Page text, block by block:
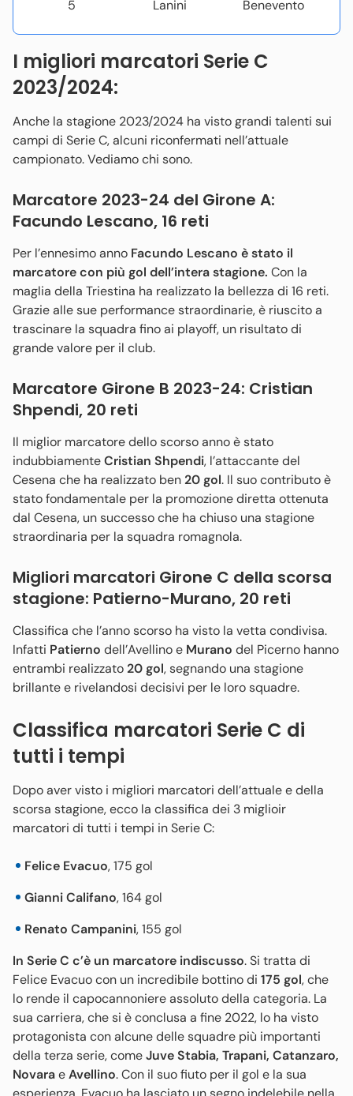
5 Lanini Benevento
I migliori marcatori Serie C
2023/2024:
Anche la stagione 2023/2024 ha visto grandi talenti sui
campi di Serie C, alcuni riconfermati nell’attuale
campionato. Vediamo chi sono.
Marcatore 2023-24 del Girone A:
Facundo Lescano, 16 reti
Per l’ennesimo anno Facundo Lescano è stato il
marcatore con più gol dell’intera stagione. Con la
maglia della Triestina ha realizzato la bellezza di 16 reti.
Grazie alle sue performance straordinarie, è riuscito a
trascinare la squadra fino ai playoff, un risultato di
grande valore per il club.
Marcatore Girone B 2023-24: Cristian
Shpendi, 20 reti
Il miglior marcatore dello scorso anno è stato
indubbiamenteCristian Shpendi, l’attaccante del
Cesena che ha realizzato ben20 gol. Il suo contributo è
stato fondamentale per la promozione diretta ottenuta
dal Cesena, un successo che ha chiuso una stagione
straordinaria per la squadra romagnola.
Migliori marcatori Girone C della scorsa
stagione: Patierno-Murano, 20 reti
Classifica che l’anno scorso ha visto la vetta condivisa.
Infatti Patierno dell’Avellino e Murano del Picerno hanno
entrambi realizzato20 gol, segnando una stagione
brillante e rivelandosi decisivi per le loro squadre.
Classifica marcatori Serie C di
tutti i tempi
Dopo aver visto i migliori marcatori dell’attuale e della
scorsa stagione, ecco la classifica dei 3 miglioir
marcatori di tutti i tempi in Serie C:
Felice Evacuo, 175 gol
Gianni Califano, 164 gol
Renato Campanini, 155 gol
In Serie C c’è un marcatore indiscusso. Si tratta di
Felice Evacuo con un incredibile bottino di 175 gol, che
lo rende il capocannoniere assoluto della categoria. La
sua carriera, che si è conclusa a fine 2022, lo ha visto
protagonista con alcune delle squadre più importanti
della terza serie, comeJuve Stabia, Trapani, Catanzaro,
NovaraeAvellino. Con il suo fiuto per il gol e la sua